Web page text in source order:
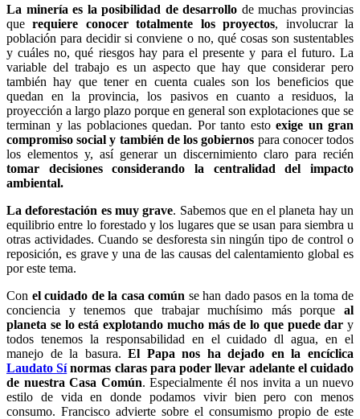
La minería es la posibilidad de desarrollo de muchas provincias
querequiere conocer totalmente los proyectos, involucrar la
población para decidir si conviene o no, qué cosas son sustentables
y cuáles no, qué riesgos hay para el presente y para el futuro. La
variable del trabajo es un aspecto que hay que considerar pero
también hay que tener en cuenta cuales son los beneficios que
quedan en la provincia, los pasivos en cuanto a residuos, la
proyección a largo plazo porque en general son explotaciones que se
terminan y las poblaciones quedan. Por tanto esto exige un gran
compromiso social y también de los gobiernos para conocer todos
los elementos y, así generar un discernimiento claro para recién
tomar decisiones considerando la centralidad del impacto
ambiental.
La deforestación es muy grave. Sabemos que en el planeta hay un
equilibrio entre lo forestado y los lugares que se usan para siembra u
otras actividades. Cuando se desforesta sin ningún tipo de control o
reposición, es grave y una de las causas del calentamiento global es
por este tema.
Con el cuidado de la casa común se han dado pasos en la toma de
conciencia y tenemos que trabajar muchísimo más porque al
planeta se lo está explotando mucho más de lo que puede dar y
todos tenemos la responsabilidad en el cuidado dl agua, en el
manejo de la basura.El Papa nos ha dejado en la encíclica
Laudato Sínormas claras para poder llevar adelante el cuidado
de nuestra Casa Común. Especialmente él nos invita a un nuevo
estilo de vida en donde podamos vivir bien pero con menos
consumo. Francisco advierte sobre el consumismo propio de este